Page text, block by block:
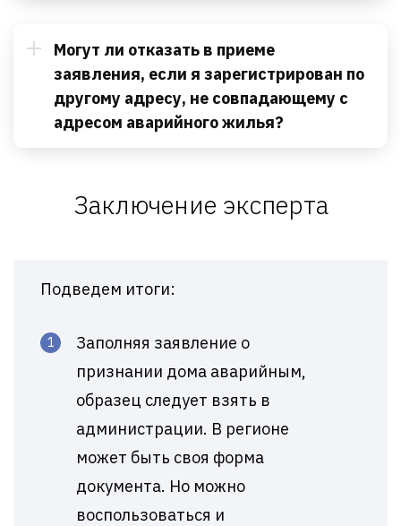
Могут ли отказать в приеме
заявления, если я зарегистрирован по
другому адресу, не совпадающему с
адресом аварийного жилья?
Заключение эксперта
Подведем итоги:
Заполняя заявление о
признании дома аварийным,
образец следует взять в
администрации. В регионе
может быть своя форма
документа. Но можно
воспользоваться и